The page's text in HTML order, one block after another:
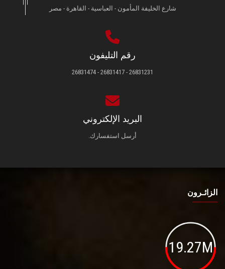
شارع الخليفة المأمون - العباسية - القاهرة - مصر
رقم التليفون
26831231 - 26831417 - 26831474
البريد الإلكتروني
أرسل استفسارك.
الزائـرون
19.27M